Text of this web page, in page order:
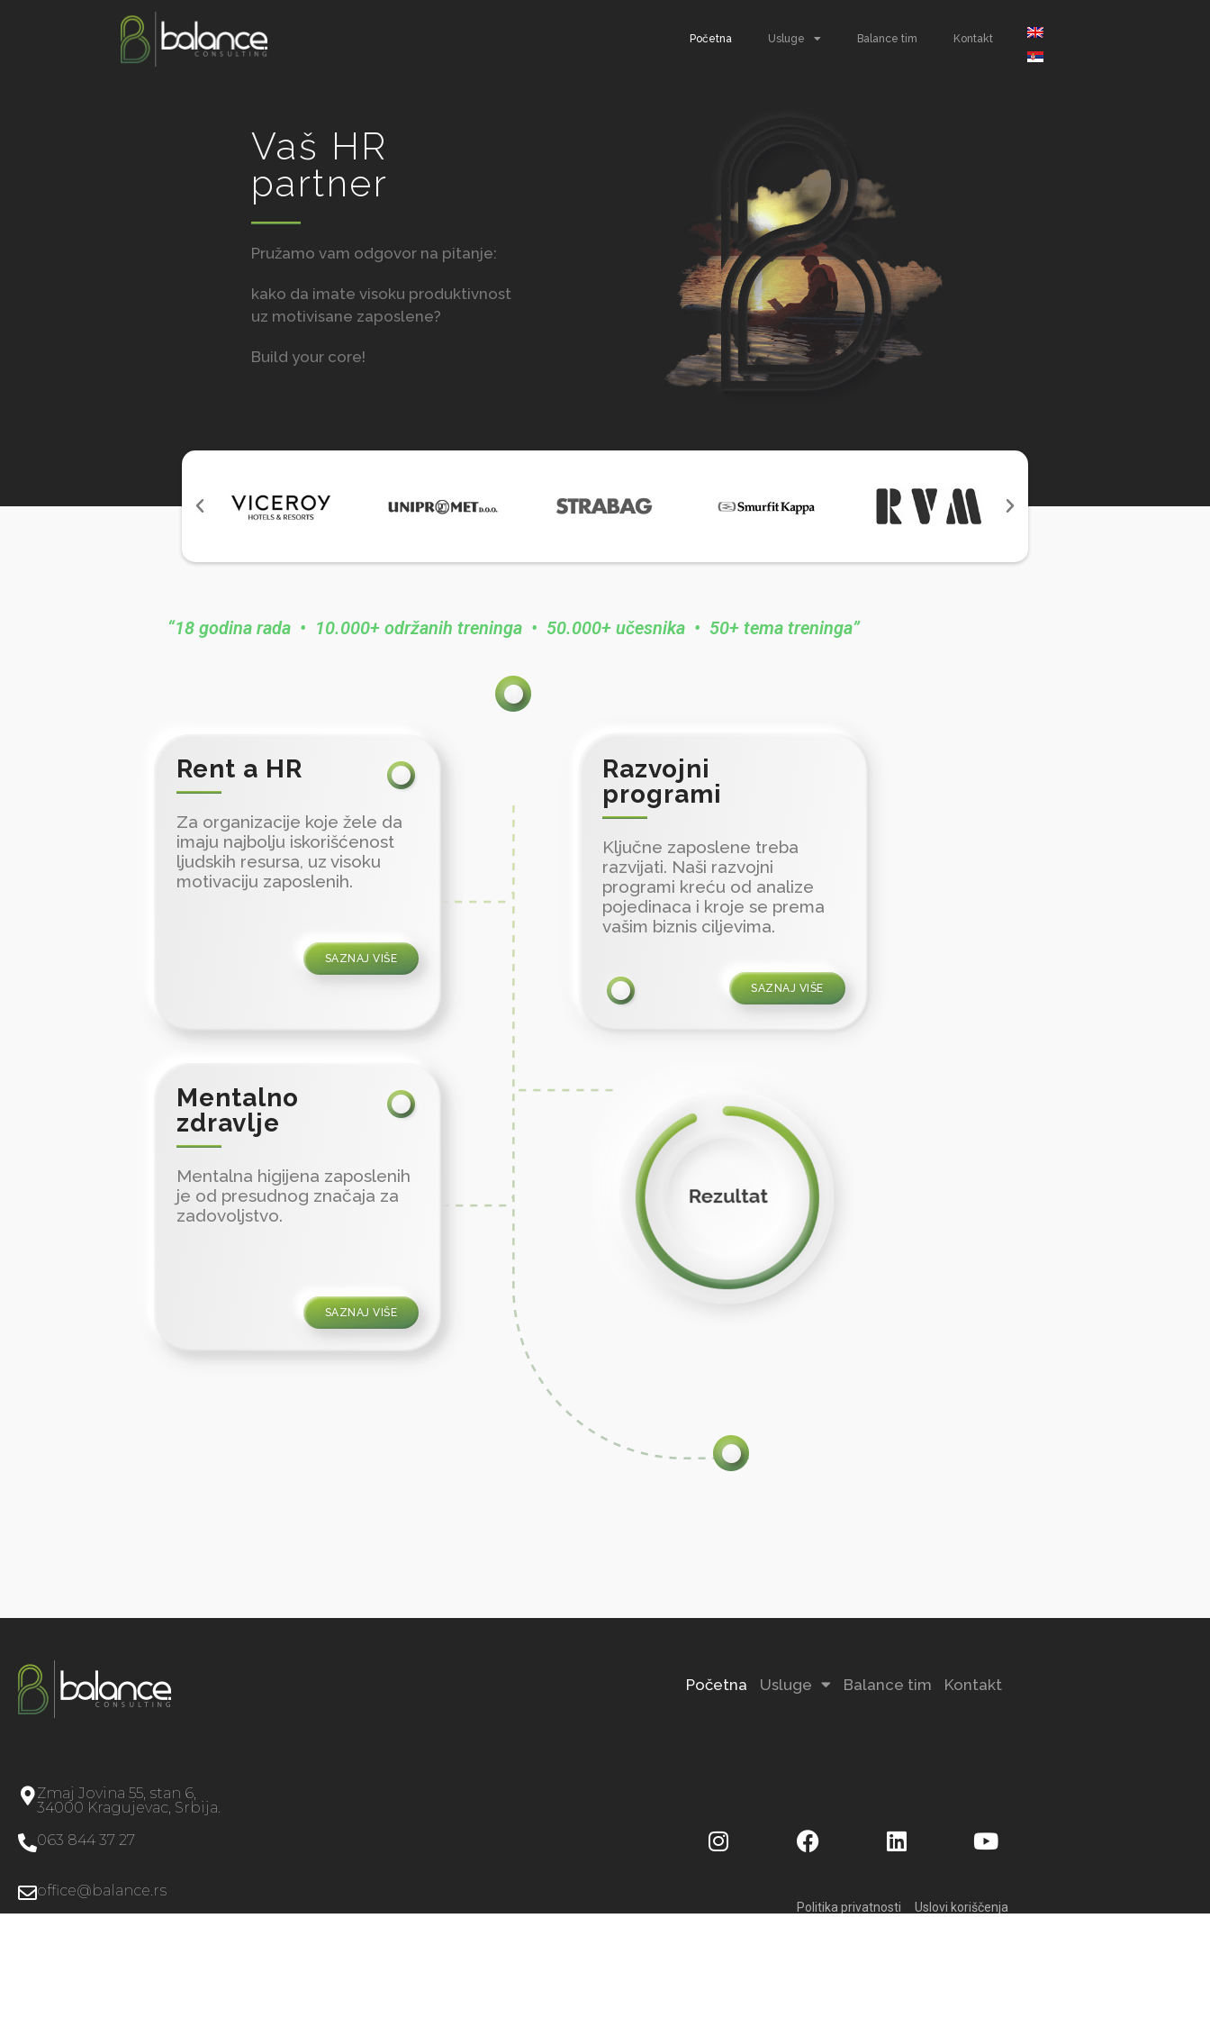
Početna Usluge Balance tim Kontakt
Vaš HR
partner
Pružamo vam odgovor na pitanje:
kako da imate visoku produktivnost
uz motivisane zaposlene?
Build your core!
“18 godina rada • 10.000+ održanih treninga • 50.000+ učesnika • 50+ tema treninga”
Rent a HR​
Za organizacije koje žele da
imaju najbolju iskorišćenost
ljudskih resursa, uz visoku
motivaciju zaposlenih.
SAZNAJ VIŠE
Razvojni
programi
Ključne zaposlene treba
razvijati. Naši razvojni
programi kreću od analize
pojedinaca i kroje se prema
vašim biznis ciljevima.
SAZNAJ VIŠE
Mentalno
zdravlje
Mentalna higijena zaposlenih
je od presudnog značaja za
zadovoljstvo.
SAZNAJ VIŠE
Početna Usluge Balance tim Kontakt
Zmaj Jovina 55, stan 6,
34000 Kragujevac, Srbija.
063 844 37 27
office@balance.rs
Politika privatnosti Uslovi koriščenja